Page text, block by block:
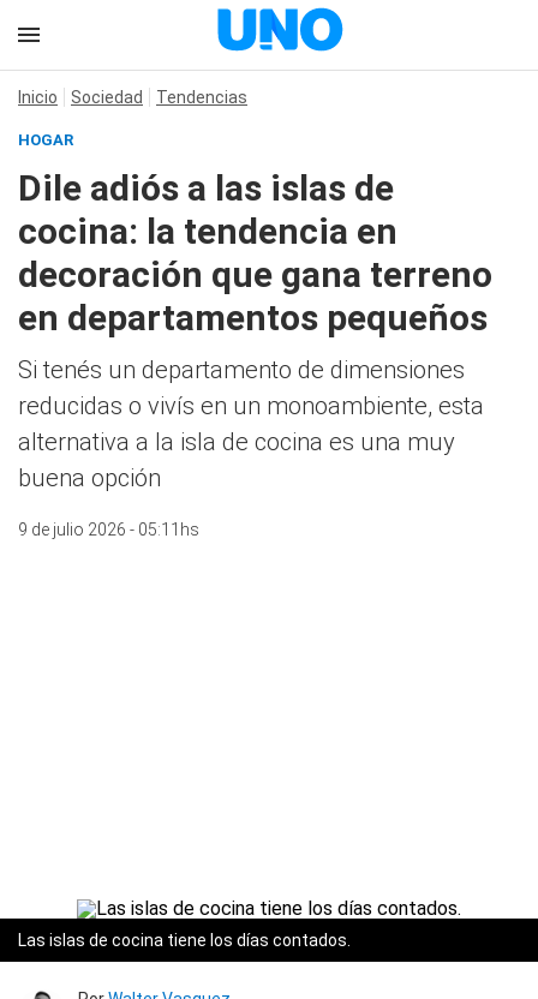
Inicio Sociedad Tendencias
HOGAR
Dile adiós a las islas de
cocina: la tendencia en
decoración que gana terreno
en departamentos pequeños
Si tenés un departamento de dimensiones
reducidas o vivís en un monoambiente, esta
alternativa a la isla de cocina es una muy
buena opción
9 de julio 2026 - 05:11hs
Las islas de cocina tiene los días contados.